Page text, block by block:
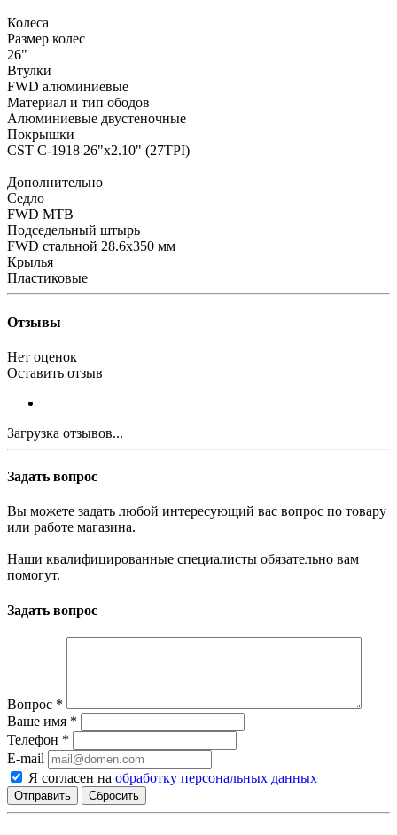
Колеса
Размер колес
26"
Втулки
FWD алюминиевые
Материал и тип ободов
Алюминиевые двустеночные
Покрышки
CST C-1918 26"x2.10" (27TPI)
Дополнительно
Седло
FWD MTB
Подседельный штырь
FWD стальной 28.6x350 мм
Крылья
Пластиковые
Отзывы
Нет оценок
Оставить отзыв
Загрузка отзывов...
Задать вопрос
Вы можете задать любой интересующий вас вопрос по товару
или работе магазина.
Наши квалифицированные специалисты обязательно вам
помогут.
Задать вопрос
Вопрос *
Ваше имя *
Телефон *
E-mail
Я согласен на обработку персональных данных
Сбросить